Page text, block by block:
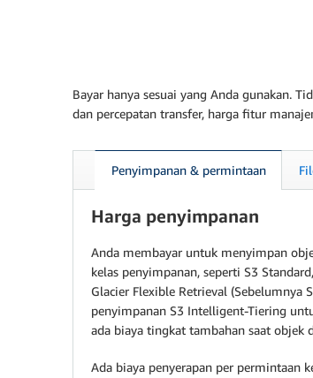
Bayar hanya sesuai yang Anda gunakan.
dan percepatan transfer, harga fitur
Penyimpanan & permintaan
Harga penyimpanan
Anda membayar untuk menyimpan
kelas penyimpanan, seperti S3
Glacier Flexible Retrieval (Sebelumnya
penyimpanan S3 Intelligent-Tiering
ada biaya tingkat tambahan saat objek
Ada biaya penyerapan per permintaan